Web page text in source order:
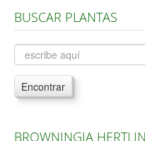
Árboles, Cicas y
Plantas Anuales y
Plantas Bulbosas y
Plantas de Interior
BUSCAR PLANTAS
Encontrar
BROWNINGIA